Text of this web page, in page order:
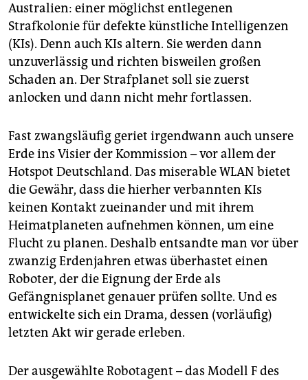
Australien: einer möglichst entlegenen
Strafkolonie für defekte künstliche Intelligenzen
(KIs). Denn auch KIs altern. Sie werden dann
unzuverlässig und richten bisweilen großen
Schaden an. Der Strafplanet soll sie zuerst
anlocken und dann nicht mehr fortlassen.
Fast zwangsläufig geriet irgendwann auch unsere
Erde ins Visier der Kommission – vor allem der
Hotspot Deutschland. Das miserable WLAN bietet
die Gewähr, dass die hierher verbannten KIs
keinen Kontakt zueinander und mit ihrem
Heimatplaneten aufnehmen können, um eine
Flucht zu planen. Deshalb entsandte man vor über
zwanzig Erdenjahren etwas überhastet einen
Roboter, der die Eignung der Erde als
Gefängnisplanet genauer prüfen sollte. Und es
entwickelte sich ein Drama, dessen (vorläufig)
letzten Akt wir gerade erleben.
Der ausgewählte Robotagent – das Modell F des